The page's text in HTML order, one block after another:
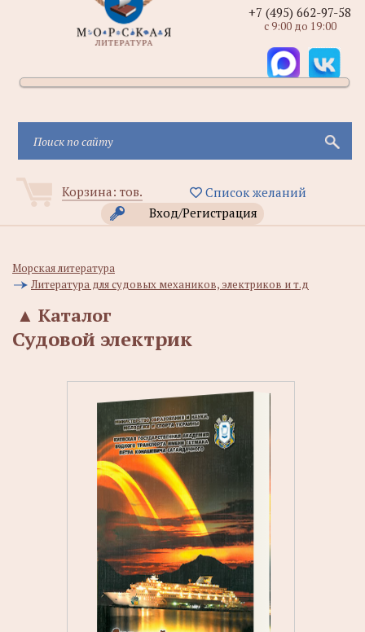
Корзина: тов.
Список желаний
Вход/Регистрация
+7 (495) 662-97-58
с 9:00 до 19:00
Морская литература
Литература для судовых механиков, электриков и т.д
Каталог
▲
Судовой электрик